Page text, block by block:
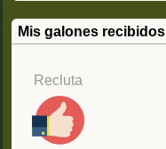
Mis galones recibidos
Recluta